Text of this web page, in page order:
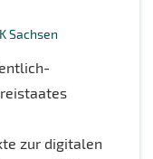
Sachsen
zur digitalen